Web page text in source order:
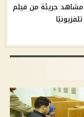
جريئة من فيلم